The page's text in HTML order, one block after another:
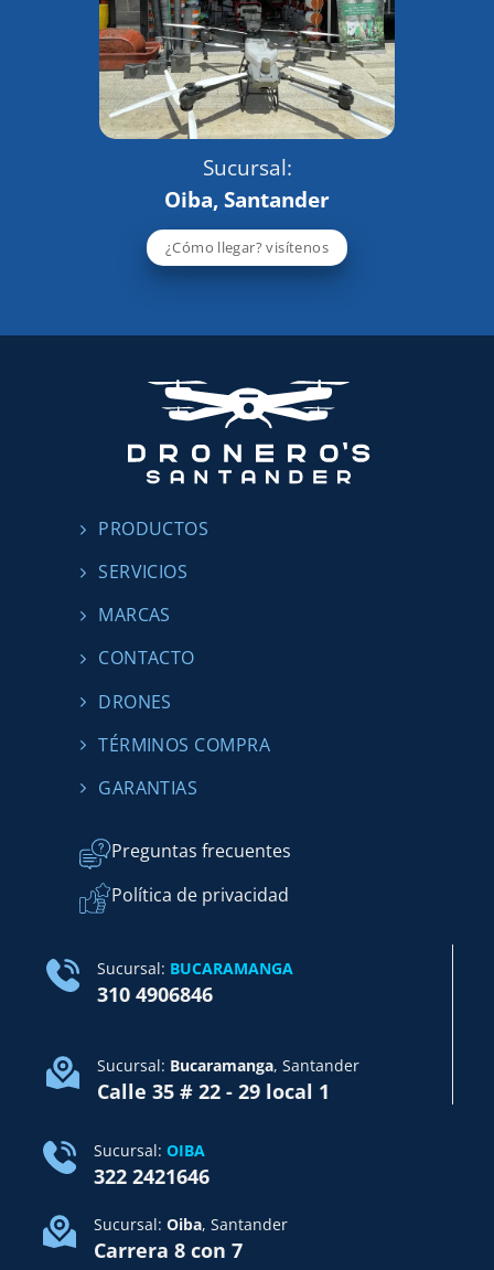
Sucursal:
Oiba, Santander
¿Cómo llegar? visítenos
PRODUCTOS
SERVICIOS
MARCAS
CONTACTO
DRONES
TÉRMINOS COMPRA
GARANTIAS
Preguntas frecuentes
Política de privacidad
Sucursal: BUCARAMANGA
310 4906846
Sucursal: Bucaramanga, Santander
Calle 35 # 22 - 29 local 1
Sucursal: OIBA
322 2421646
Sucursal: Oiba, Santander
Carrera 8 con 7